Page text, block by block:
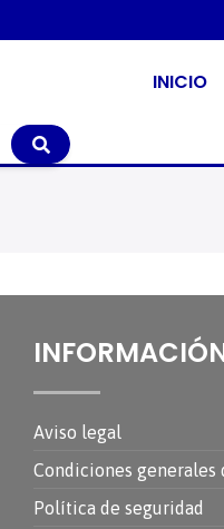
INICIO
Aviso legal
Condiciones generales
Política de seguridad